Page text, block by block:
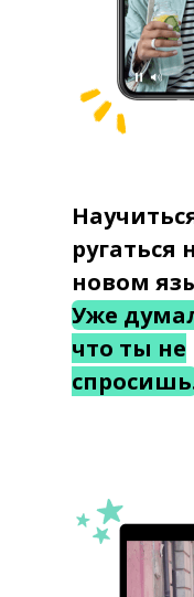
ругаться
новом
Уже
что ты не